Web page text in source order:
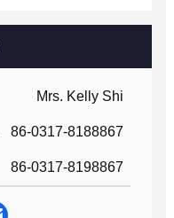
Mrs. Kelly Shi
86-0317-8188867
86-0317-8198867